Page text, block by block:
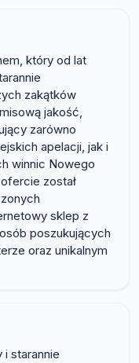
który od lat
zakątków
jakość,
zarówno
apelacji, jak i
winnic Nowego
został
sklep z
poszukujących
oraz unikalnym
starannie